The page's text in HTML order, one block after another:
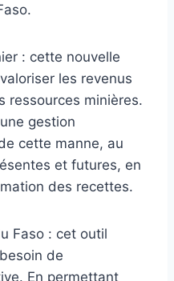
: cette nouvelle
les revenus
ressources minières.
gestion
cette manne, au
et futures, en
des recettes.
Faso : cet outil
de
En permettant